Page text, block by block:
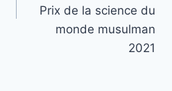
Prix de la science du
monde musulman
2021